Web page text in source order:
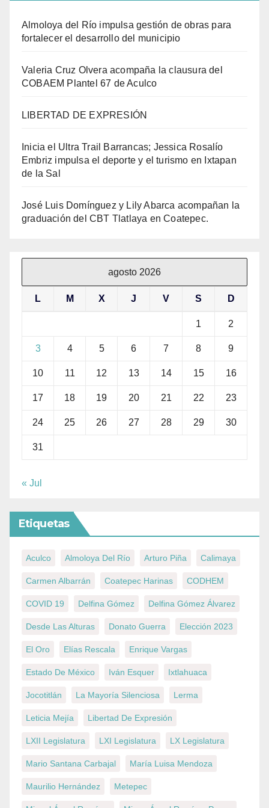
Almoloya del Río impulsa gestión de obras para
fortalecer el desarrollo del municipio
Valeria Cruz Olvera acompaña la clausura del
COBAEM Plantel 67 de Aculco
LIBERTAD DE EXPRESIÓN
Inicia el Ultra Trail Barrancas; Jessica Rosalío
Embriz impulsa el deporte y el turismo en Ixtapan
de la Sal
José Luis Domínguez y Lily Abarca acompañan la
graduación del CBT Tlatlaya en Coatepec.
agosto 2026
L M X J V S D
1 2
3 4 5 6 7 8 9
10 11 12 13 14 15 16
17 18 19 20 21 22 23
24 25 26 27 28 29 30
31
« Jul
Etiquetas
Aculco Almoloya Del Río Arturo Piña Calimaya
Carmen Albarrán Coatepec Harinas CODHEM
COVID 19 Delfina Gómez Delfina Gómez Álvarez
Desde Las Alturas Donato Guerra Elección 2023
El Oro Elías Rescala Enrique Vargas
Estado De México Iván Esquer Ixtlahuaca
Jocotitlán La Mayoría Silenciosa Lerma
Leticia Mejía Libertad De Expresión
LXII Legislatura LXI Legislatura LX Legislatura
Mario Santana Carbajal María Luisa Mendoza
Maurilio Hernández Metepec